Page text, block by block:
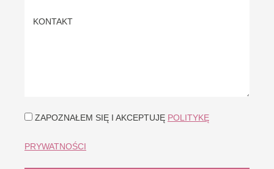
ZAPOZNAŁEM SIĘ I AKCEPTUJĘ POLITYKĘ
PRYWATNOŚCI